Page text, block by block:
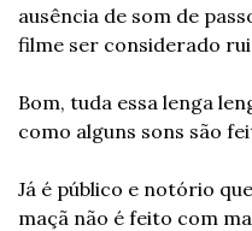
ausência de som de
filme ser considerado
Bom, tuda essa lenga
como alguns sons são
Já é público e notório
maçã não é feito com